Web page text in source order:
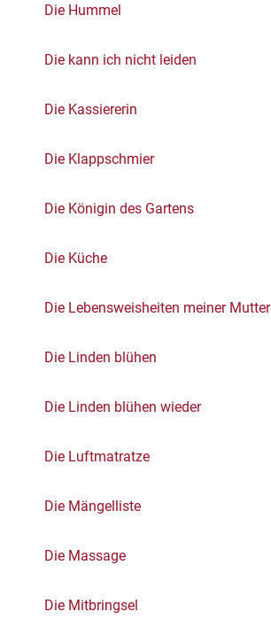
Die Hummel
Die kann ich nicht leiden
Die Kassiererin
Die Klappschmier
Die Königin des Gartens
Die Küche
Die Lebensweisheiten meiner Mutter
Die Linden blühen
Die Linden blühen wieder
Die Luftmatratze
Die Mängelliste
Die Massage
Die Mitbringsel